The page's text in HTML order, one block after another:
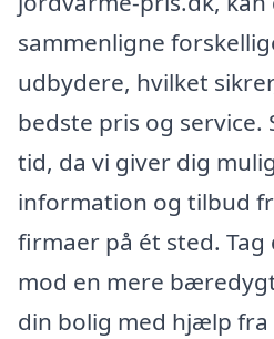
sammenligne
udbydere, hvilket
bedste pris og service.
tid, da vi giver dig
information og tilbud
firmaer på ét sted.
mod en mere
din bolig med hjælp